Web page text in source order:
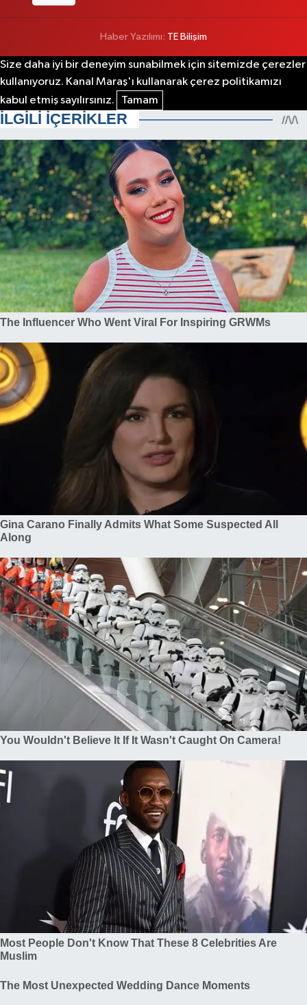
Haber Yazılımı: TE Bilişim
Size daha iyi bir deneyim sunabilmek için sitemizde çerezler
kullanıyoruz. Kanal Maraş'ı kullanarak çerez politikamızı
kabul etmiş sayılırsınız.
Tamam